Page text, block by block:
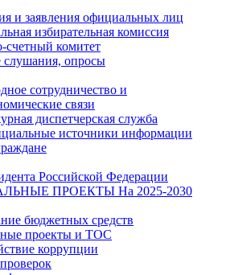
и заявления официальных лиц
избирательная комиссия
счетный комитет
опросы
сотрудничество и
связи
диспетчерская служба
источники информации
Российской Федерации
ПРОЕКТЫ На 2025-2030
бюджетных средств
проекты и ТОС
коррупции